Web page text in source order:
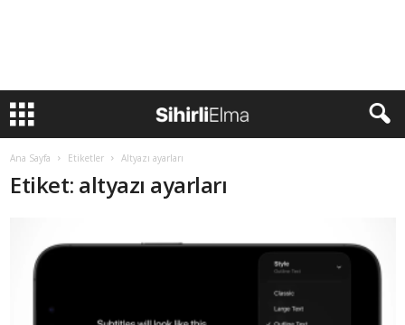
Ana Sayfa Etiketler Altyazı ayarları
Etiket: altyazı ayarları